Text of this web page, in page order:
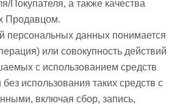
Покупателя, а также качества
Продавцом.
персональных данных понимается
или совокупность действий
с использованием средств
использования таких средств с
включая сбор, запись,